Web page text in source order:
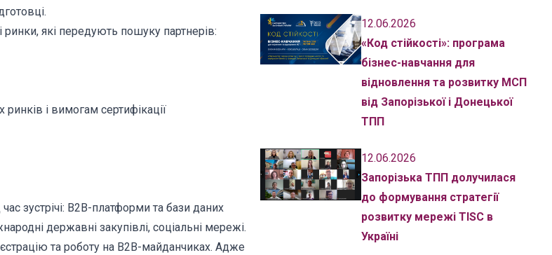
які передують пошуку партнерів:
ринків і вимогам сертифікації
зустрічі: В2В-платформи та бази даних
державні закупівлі, соціальні мережі.
та роботу на В2В-майданчиках. Адже
12.06.2026
«Код стійкості»: програма
бізнес-навчання для
відновлення та розвитку МСП
від Запорізької і Донецької
ТПП
12.06.2026
Запорізька ТПП долучилася
до формування стратегії
розвитку мережі TISC в
Україні